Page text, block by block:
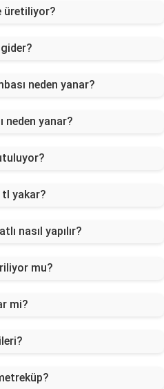
üretiliyor?
neden yanar?
neden yanar?
tl yakar?
nasıl yapılır?
mu?
mi?